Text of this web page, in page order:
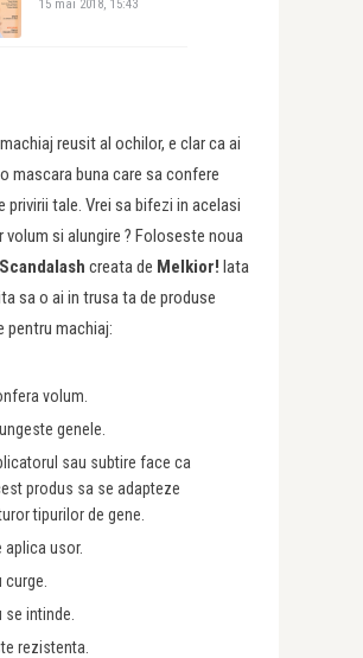
15 mai 2018, 15:43
reusit al ochilor, e clar ca ai
mascara buna care sa confere
privirii tale. Vrei sa bifezi in acelasi
volum si alungire ? Foloseste noua
creata de Melkior! Iata
sa o ai in trusa ta de produse
pentru machiaj:
volum.
genele.
sau subtire face ca
produs sa se adapteze
tipurilor de gene.
aplica usor.
curge.
se intinde.
rezistenta.